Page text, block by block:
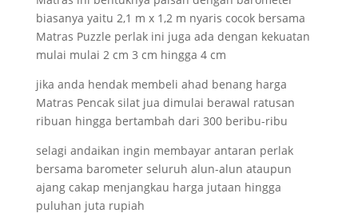
biasanya yaitu 2,1 m x 1,2 m nyaris cocok bersama
Matras Puzzle perlak ini juga ada dengan kekuatan
mulai mulai 2 cm 3 cm hingga 4 cm
jika anda hendak membeli ahad benang harga
Matras Pencak silat jua dimulai berawal ratusan
ribuan hingga bertambah dari 300 beribu-ribu
selagi andaikan ingin membayar antaran perlak
bersama barometer seluruh alun-alun ataupun
ajang cakap menjangkau harga jutaan hingga
puluhan juta rupiah